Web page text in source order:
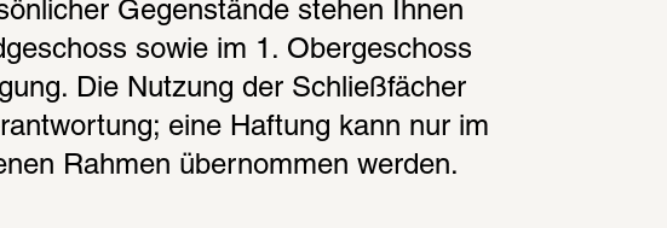
Gegenstände stehen Ihnen
sowie im 1. Obergeschoss
Die Nutzung der Schließfächer
eine Haftung kann nur im
Rahmen übernommen werden.